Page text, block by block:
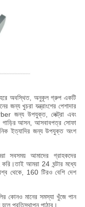
শহরে অবস্থিত, অনুকূল গ্রুপ একটি
জন্য খুচরা যন্ত্রাংশের পেশাদার
জন্য উপযুক্ত, লেক্ট্রা এবং
গাড়ির আসন, আসবাবপত্র সোফা
ইত্যাদির জন্য উপযুক্ত অংশ
সবসময় আমাদের গ্রাহকদের
করি।তাই আমরা 24 ঘন্টার মধ্যে
থেকে, 160 টিরও বেশি দেশ
কোনও মানের সমস্যা খুঁজে পান
প্রতিস্থাপন পাঠাব।